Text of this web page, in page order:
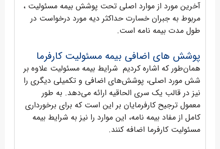
آخرین مورد از موارد اصلی تحت پوشش بیمه مسئولیت ،
مربوط به جبران خسارت حداکثر دیه مورد درخواست در
طول مدت بیمه نامه است.
پوشش های اضافی بیمه مسئولیت کارفرما
همان‌طور که اشاره کردیم شرایط بیمه مسئولیت علاوه بر
شش مورد اصلی، پوشش‌های اضافی و تکمیلی دیگری را
نیز در قالب یک سری الحاقیه ارائه می‌دهد. به طور
معمول ترجیح کارفرمایان بر این است که برای برخورداری
کامل از مفاد بیمه نامه، این موارد را نیز به شرایط بیمه
مسئولیت کارفرما اضافه کنند.